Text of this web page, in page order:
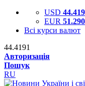
USD
EUR
Всі курси валют
44.4191
Авторизація
Пошук
RU